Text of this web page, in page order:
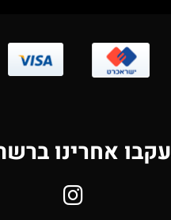
עקבו אחרינו